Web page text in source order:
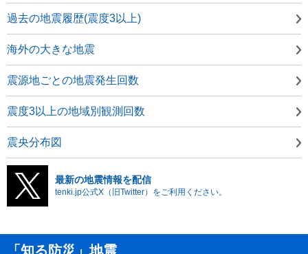
過去の地震履歴(震度3以上)
海外の大きな地震
震源地ごとの地震発生回数
震度3以上の地域別観測回数
震央分布図
最新の地震情報を配信
tenki.jp公式X（旧Twitter）をご利用ください。
「知る防災」地震